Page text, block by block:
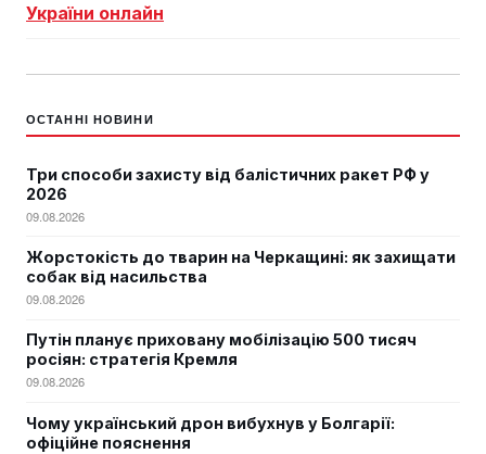
України онлайн
ОСТАННІ НОВИНИ
Три способи захисту від балістичних ракет РФ у
2026
09.08.2026
Жорстокість до тварин на Черкащині: як захищати
собак від насильства
09.08.2026
Путін планує приховану мобілізацію 500 тисяч
росіян: стратегія Кремля
09.08.2026
Чому український дрон вибухнув у Болгарії:
офіційне пояснення